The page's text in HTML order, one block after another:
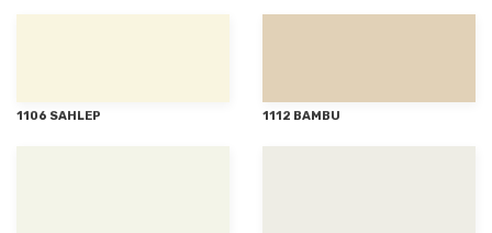
1106 SAHLEP 1112 BAMBU